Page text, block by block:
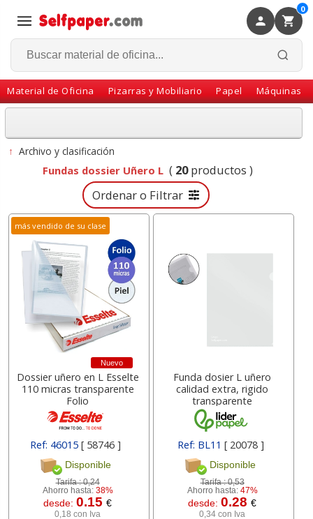
0
Material de Oficina Pizarras y Mobiliario Papel Máquinas
Volver
↑Archivo y clasificación
Fundas dossier Uñero L ( 20productos )
Ordenar o Filtrar
más vendido de su clase
Nuevo
Dossier uñero en L Esselte
110 micras transparente
Folio
Ref: 46015[ 58746 ]
Disponible
Tarifa :0,24
Ahorro hasta: 38%
desde:0.15€
0,18 con Iva
Funda dosier L uñero
calidad extra, rigido
transparente
Ref: BL11 [ 20078 ]
Disponible
Tarifa :0,53
Ahorro hasta: 47%
desde:0.28€
0,34 con Iva